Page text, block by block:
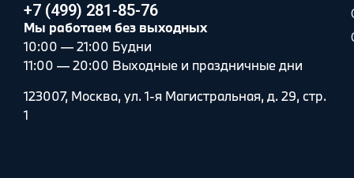
+7 (499) 281-85-76
Мы работаем без выходных
10:00 — 21:00 Будни
11:00 — 20:00 Выходные и праздничные дни
123007, Москва, ул. 1-я Магистральная, д. 29, стр.
1